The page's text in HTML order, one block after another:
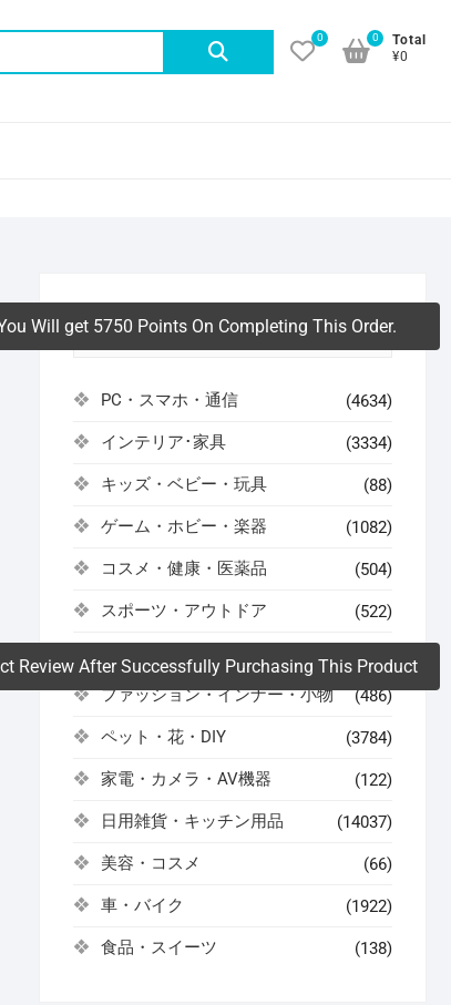
0
Total
¥0
0
Will get 5750 Points On Completing This Order.
Review After Successfully Purchasing This Product
アイテムカテゴリ
PC・スマホ・通信 (4634)
インテリア･家具 (3334)
キッズ・ベビー・玩具 (88)
ゲーム・ホビー・楽器 (1082)
コスメ・健康・医薬品 (504)
スポーツ・アウトドア (522)
ファッション・インナー・小物 (486)
ペット・花・DIY (3784)
家電・カメラ・AV機器 (122)
日用雑貨・キッチン用品 (14037)
美容・コスメ (66)
車・バイク (1922)
食品・スイーツ (138)